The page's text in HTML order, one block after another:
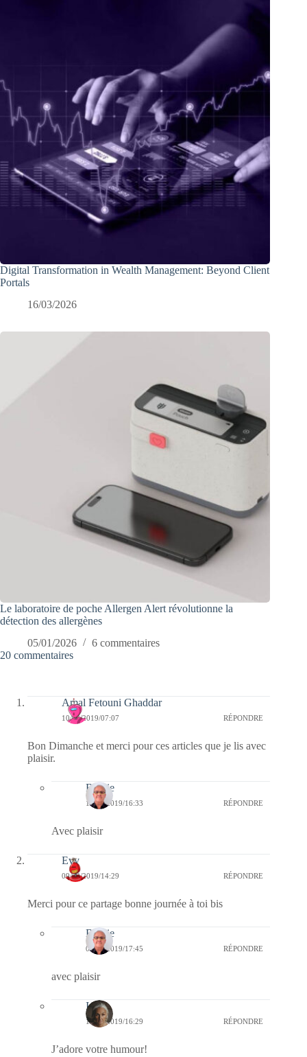
Digital Transformation in Wealth Management: Beyond Client
Portals
16/03/2026
Le laboratoire de poche Allergen Alert révolutionne la
détection des allergènes
05/01/2026
6 commentaires
20 commentaires
Amal Fetouni Ghaddar
10/03/2019/07:07 RÉPONDRE
Bon Dimanche et merci pour ces articles que je lis avec
plaisir.
Bernie
10/03/2019/16:33 RÉPONDRE
Avec plaisir
Evy
09/03/2019/14:29 RÉPONDRE
Merci pour ce partage bonne journée à toi bis
Bernie
09/03/2019/17:45 RÉPONDRE
avec plaisir
Ida
10/03/2019/16:29 RÉPONDRE
J’adore votre humour!